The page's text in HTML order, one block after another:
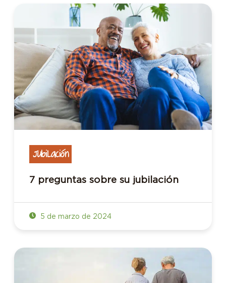
Jubilación
7 preguntas sobre su jubilación
5 de marzo de 2024